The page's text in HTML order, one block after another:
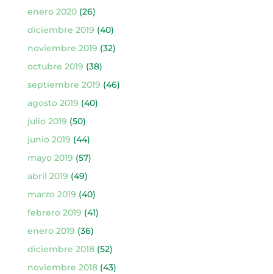
enero 2020(26)
diciembre 2019 (40)
noviembre 2019 (32)
octubre 2019 (38)
septiembre 2019 (46)
agosto 2019 (40)
julio 2019 (50)
junio 2019 (44)
mayo 2019 (57)
abril 2019 (49)
marzo 2019 (40)
febrero 2019 (41)
enero 2019 (36)
diciembre 2018(52)
noviembre 2018(43)